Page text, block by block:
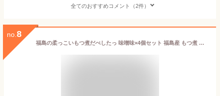
全てのおすすめコメント（2件）
no. 8
福島の柔っこいもつ煮だべしたっ 味噌味×4個セット 福島産 もつ煮 味噌 レトルト おつまみ おかず 白モツ 豚 国産 お酒 ビール 晩酌 父の日